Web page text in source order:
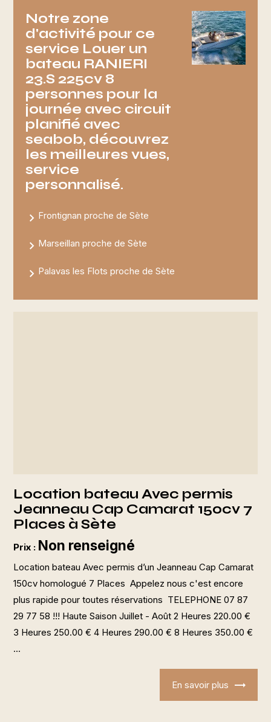
Notre zone
d'activité pour ce
service Louer un
bateau RANIERI
23.S 225cv 8
personnes pour la
journée avec circuit
planifié avec
seabob, découvrez
les meilleures vues,
service
personnalisé.
Frontignan proche de Sète
Marseillan proche de Sète
Palavas les Flots proche de Sète
Location bateau Avec permis
Jeanneau Cap Camarat 150cv 7
Places à Sète
Prix : Non renseigné
Location bateau Avec permis d’un Jeanneau Cap Camarat
150cv homologué 7 Places Appelez nous c'est encore
plus rapide pour toutes réservations TELEPHONE 07 87
29 77 58 !!! Haute Saison Juillet - Août 2 Heures 220.00 €
3 Heures 250.00 € 4 Heures 290.00 € 8 Heures 350.00 €
...
En savoir plus